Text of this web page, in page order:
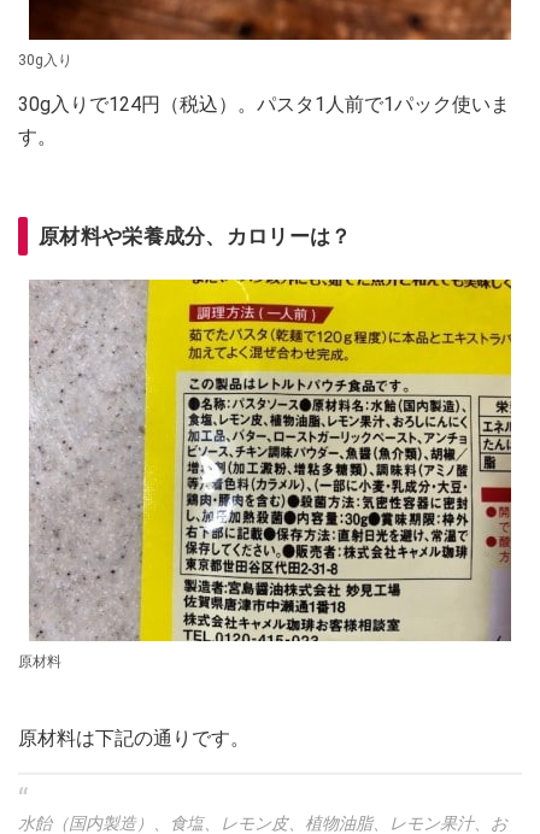
30g入り
30g入りで124円（税込）。パスタ1人前で1パック使いま
す。
原材料や栄養成分、カロリーは？
原材料
原材料は下記の通りです。
水飴（国内製造）、食塩、レモン皮、植物油脂、レモン果汁、お